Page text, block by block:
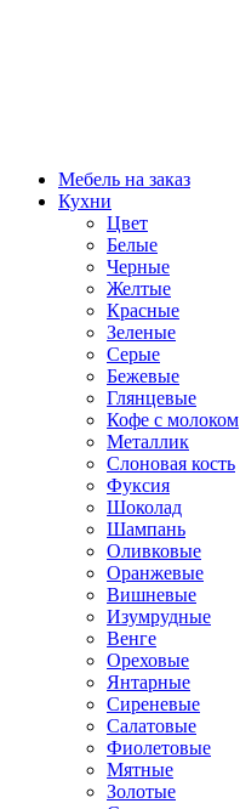
Мебель на заказ
Кухни
Цвет
Белые
Черные
Желтые
Красные
Зеленые
Серые
Бежевые
Глянцевые
Кофе с молоком
Металлик
Слоновая кость
Фуксия
Шоколад
Шампань
Оливковые
Оранжевые
Вишневые
Изумрудные
Венге
Ореховые
Янтарные
Сиреневые
Салатовые
Фиолетовые
Мятные
Золотые